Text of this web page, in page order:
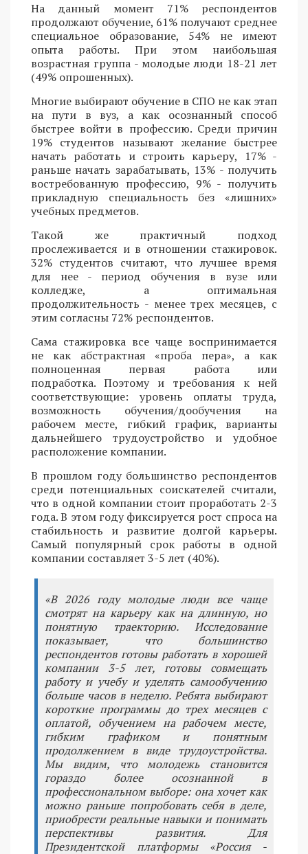
На данный момент 71% респондентов
продолжают обучение, 61% получают среднее
специальное образование, 54% не имеют
опыта работы. При этом наибольшая
возрастная группа - молодые люди 18-21 лет
(49% опрошенных).
Многие выбирают обучение в СПО не как этап
на пути в вуз, а как осознанный способ
быстрее войти в профессию. Среди причин
19% студентов называют желание быстрее
начать работать и строить карьеру, 17% -
раньше начать зарабатывать, 13% - получить
востребованную профессию, 9% - получить
прикладную специальность без «лишних»
учебных предметов.
Такой же практичный подход
прослеживается и в отношении стажировок.
32% студентов считают, что лучшее время
для нее - период обучения в вузе или
колледже, а оптимальная
продолжительность - менее трех месяцев, с
этим согласны 72% респондентов.
Сама стажировка все чаще воспринимается
не как абстрактная «проба пера», а как
полноценная первая работа или
подработка. Поэтому и требования к ней
соответствующие: уровень оплаты труда,
возможность обучения/дообучения на
рабочем месте, гибкий график, варианты
дальнейшего трудоустройство и удобное
расположение компании.
В прошлом году большинство респондентов
среди потенциальных соискателей считали,
что в одной компании стоит проработать 2-3
года. В этом году фиксируется рост спроса на
стабильность и развитие долгой карьеры.
Самый популярный срок работы в одной
компании составляет 3-5 лет (40%).
«В 2026 году молодые люди все чаще
смотрят на карьеру как на длинную, но
понятную траекторию. Исследование
показывает, что большинство
респондентов готовы работать в хорошей
компании 3-5 лет, готовы совмещать
работу и учебу и уделять самообучению
больше часов в неделю. Ребята выбирают
короткие программы до трех месяцев с
оплатой, обучением на рабочем месте,
гибким графиком и понятным
продолжением в виде трудоустройства.
Мы видим, что молодежь становится
гораздо более осознанной в
профессиональном выборе: она хочет как
можно раньше попробовать себя в деле,
приобрести реальные навыки и понимать
перспективы развития. Для
Президентской платформы «Россия -